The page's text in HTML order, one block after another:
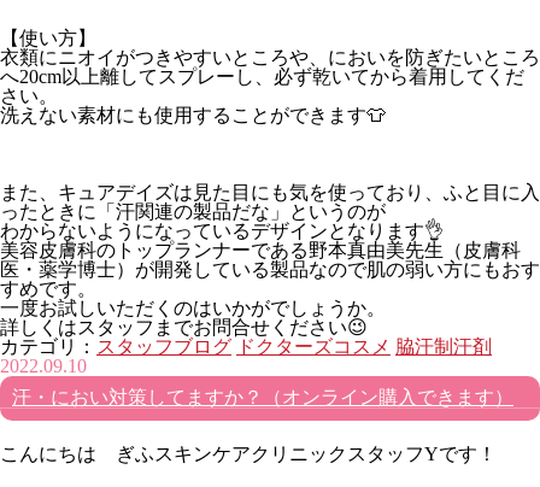
【使い方】
衣類にニオイがつきやすいところや、においを防ぎたいところ
へ20cm以上離してスプレーし、必ず乾いてから着用してくだ
さい。
洗えない素材にも使用することができます👕
また、キュアデイズは見た目にも気を使っており、ふと目に入
ったときに「汗関連の製品だな」というのが
わからないようになっているデザインとなります👌
美容皮膚科のトップランナーである野本真由美先生（皮膚科
医・薬学博士）が開発している製品なので肌の弱い方にもおす
すめです。
一度お試しいただくのはいかがでしょうか。
詳しくはスタッフまでお問合せください😉
カテゴリ： スタッフブログ ドクターズコスメ 脇汗制汗剤
2022.09.10
汗・におい対策してますか？（オンライン購入できます）
こんにちは ぎふスキンケアクリニックスタッフYです！